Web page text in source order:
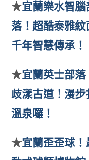
★宜蘭樂水智
落！超酷泰雅
千年智慧傳承！
★宜蘭英士部
歧漾古道！漫
溫泉囉！
★宜蘭歪歪球